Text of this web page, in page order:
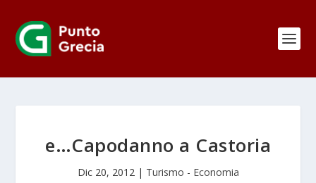
e…Capodanno a Castoria
Dic 20, 2012| Turismo - Economia